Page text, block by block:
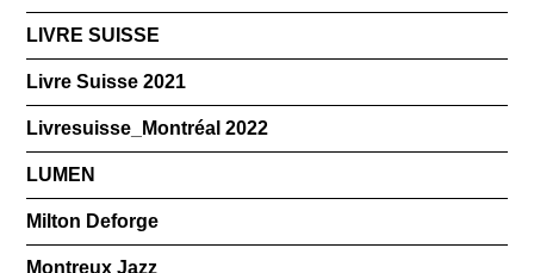
LIVRE SUISSE
Livre Suisse 2021
Livresuisse_Montréal 2022
LUMEN
Milton Deforge
Montreux Jazz